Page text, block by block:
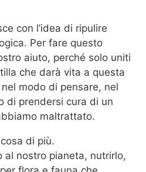
con l’idea di ripulire
Per fare questo
aiuto, perché solo uniti
che darà vita a questa
modo di pensare, nel
di prendersi cura di un
maltrattato.
di più.
al nostro pianeta, nutrirlo,